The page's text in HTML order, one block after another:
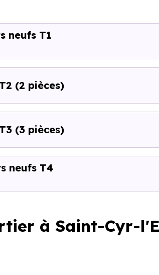
neufs T1
(2 pièces)
(3 pièces)
neufs T4
à Saint-Cyr-